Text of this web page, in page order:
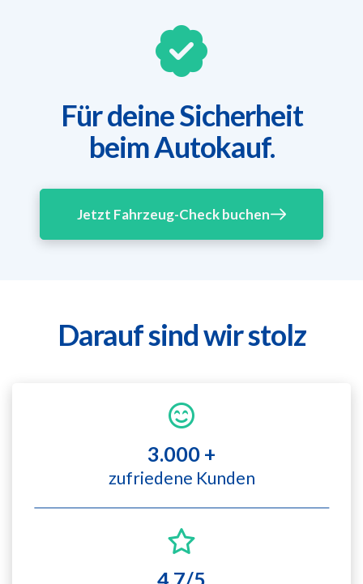
Für deine Sicherheit
beim Autokauf.
Jetzt Fahrzeug-Check buchen
Darauf sind wir stolz
3.000 +
zufriedene Kunden